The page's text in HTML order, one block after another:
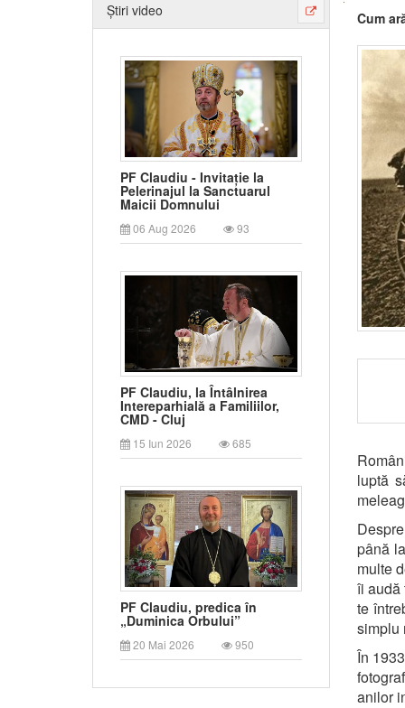
Știri video
PF Claudiu - Invitație la
Pelerinajul la Sanctuarul
Maicii Domnului
06 Aug 2026 93
PF Claudiu, la Întâlnirea
Intereparhială a Familiilor,
CMD - Cluj
15 Iun 2026 685
PF Claudiu, predica în
„Duminica Orbului”
20 Mai 2026 950
Cum
luptă
până
multe
îi audă
te
simplu
În
anilor